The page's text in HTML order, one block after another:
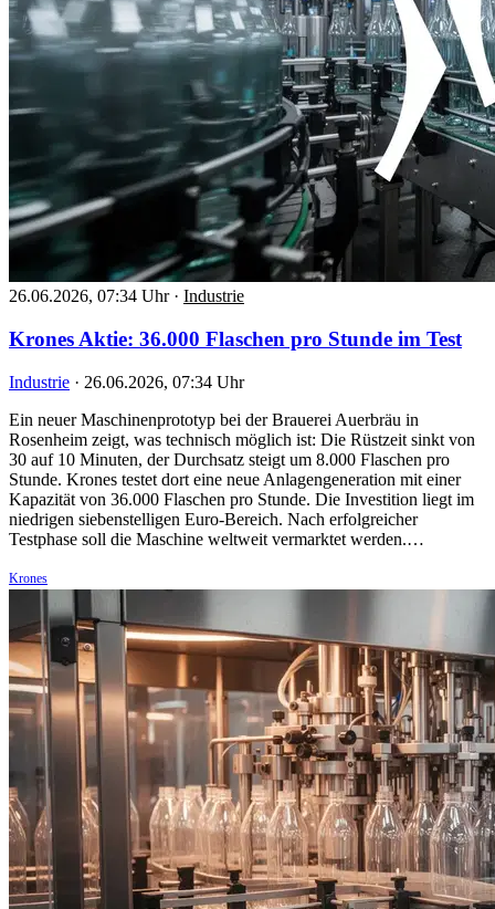
26.06.2026, 07:34 Uhr · Industrie
Krones Aktie: 36.000 Flaschen pro Stunde im Test
Industrie · 26.06.2026, 07:34 Uhr
Ein neuer Maschinenprototyp bei der Brauerei Auerbräu in
Rosenheim zeigt, was technisch möglich ist: Die Rüstzeit sinkt von
30 auf 10 Minuten, der Durchsatz steigt um 8.000 Flaschen pro
Stunde. Krones testet dort eine neue Anlagengeneration mit einer
Kapazität von 36.000 Flaschen pro Stunde. Die Investition liegt im
niedrigen siebenstelligen Euro-Bereich. Nach erfolgreicher
Testphase soll die Maschine weltweit vermarktet werden.…
Krones